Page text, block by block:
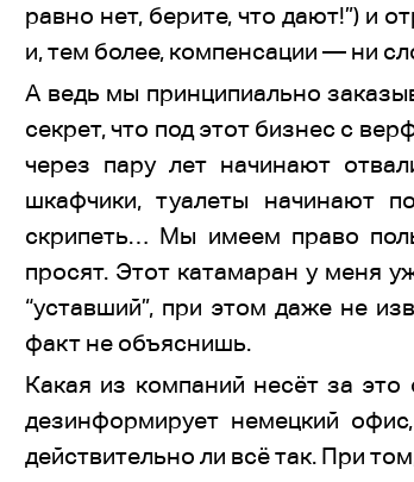
равно нет, берите, что дают!”) и
и, тем более, компенсации — ни
А ведь мы принципиально
секрет, что под этот бизнес с
через пару лет начинают
шкафчики, туалеты начинают
скрипеть… Мы имеем право
просят. Этот катамаран у меня
“уставший”, при этом даже не
факт не объяснишь.
Какая из компаний несёт за это
дезинформирует немецкий
действительно ли всё так. При